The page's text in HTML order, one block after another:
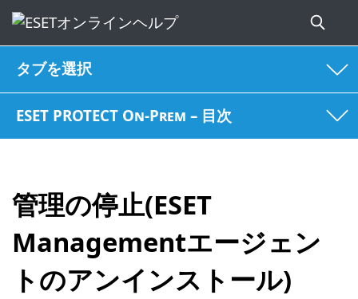
タブを選択
ESET PROTECT On-Prem – 目次
管理の停止(ESET
Managementエージェン
トのアンインストール)